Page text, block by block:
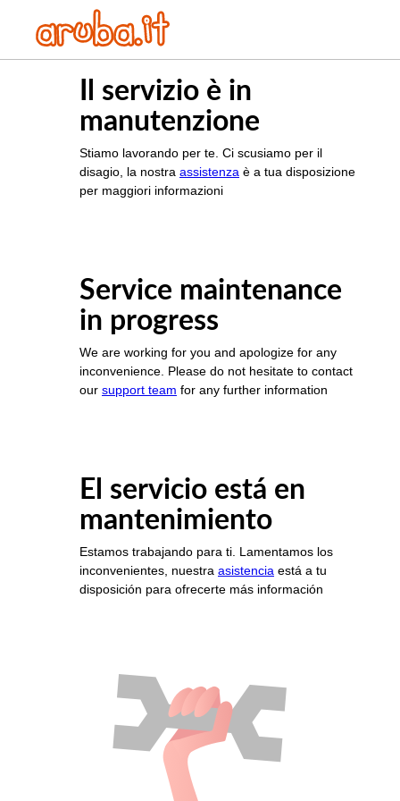
Il servizio è in
manutenzione
Stiamo lavorando per te. Ci scusiamo per il
disagio, la nostra assistenza è a tua disposizione
per maggiori informazioni
Service maintenance
in progress
We are working for you and apologize for any
inconvenience. Please do not hesitate to contact
our support team for any further information
El servicio está en
mantenimiento
Estamos trabajando para ti. Lamentamos los
inconvenientes, nuestra asistencia está a tu
disposición para ofrecerte más información